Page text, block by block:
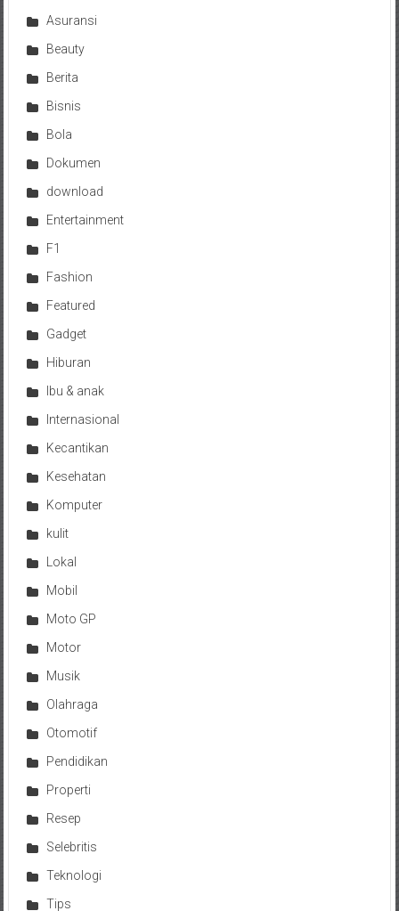
Asuransi
Beauty
Berita
Bisnis
Bola
Dokumen
download
Entertainment
F1
Fashion
Featured
Gadget
Hiburan
Ibu & anak
Internasional
Kecantikan
Kesehatan
Komputer
kulit
Lokal
Mobil
Moto GP
Motor
Musik
Olahraga
Otomotif
Pendidikan
Properti
Resep
Selebritis
Teknologi
Tips